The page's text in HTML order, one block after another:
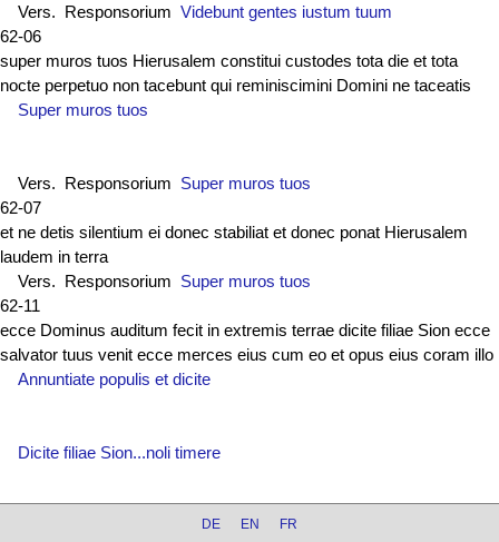
Vers. Responsorium Videbunt gentes iustum tuum
62-06
super muros tuos Hierusalem constitui custodes tota die et tota
nocte perpetuo non tacebunt qui reminiscimini Domini ne taceatis
Super muros tuos
Vers. Responsorium Super muros tuos
62-07
et ne detis silentium ei donec stabiliat et donec ponat Hierusalem
laudem in terra
Vers. Responsorium Super muros tuos
62-11
ecce Dominus auditum fecit in extremis terrae dicite filiae Sion ecce
salvator tuus venit ecce merces eius cum eo et opus eius coram illo
Annuntiate populis et dicite
Dicite filiae Sion...noli timere
DE EN FR